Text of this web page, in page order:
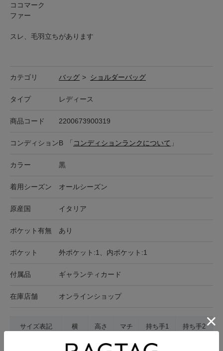
ココマーク
ファー
スレ、毛羽立ちがあります
カテゴリ バッグ > ショルダーバッグ
タイプ レディース
商品コード 2200673900319
コンディションB 「 コンディションランクについて 」
カラー 黒
着用シーズン オールシーズン
原産国 イタリア
ポケット有無 あり
ポケット 外ポケット:1、内ポケット:1
付属品 ギャランティカード
在庫店舗 オンラインショップ
サイズ表記 横 高さ マチ 持ち手1 持ち手2
36cm 23cm 11cm 27cm